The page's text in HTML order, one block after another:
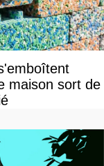
maison sort de